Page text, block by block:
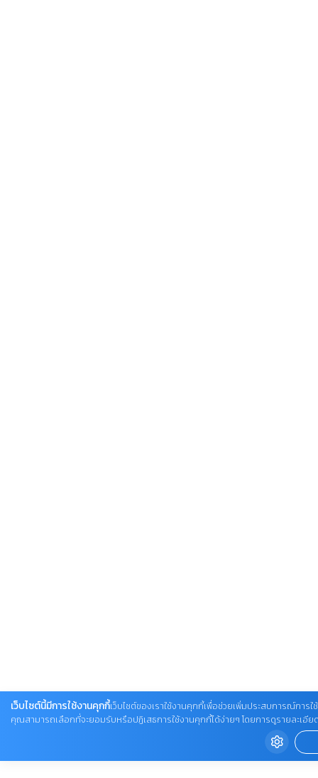
เว็บไซต์นี้มีการใช้งานคุกกี้เว็บไซต์ของเราใช้งานคุกกี้เพื่อช่วยเพิ่มประสบการณ์การใ
คุณสามารถเลือกที่จะยอมรับหรือปฏิเสธการใช้งานคุกกี้ได้ง่ายๆ โดยการดูรายละเอีย